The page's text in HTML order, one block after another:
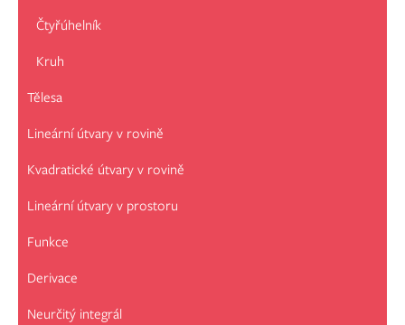
Čtyřúhelník
Kruh
Tělesa
Lineární útvary v rovině
Kvadratické útvary v rovině
Lineární útvary v prostoru
Funkce
Derivace
Neurčitý integrál